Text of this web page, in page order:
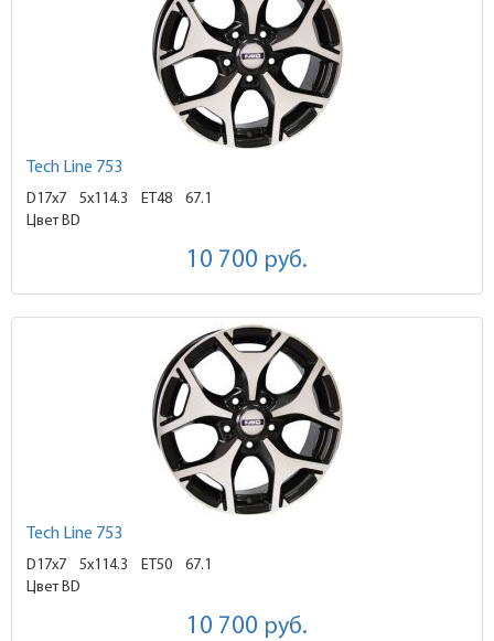
Tech Line 753
D17x7 5x114.3 ET48
67.1
Цвет BD
10 700 руб.
Tech Line 753
D17x7 5x114.3 ET50
67.1
Цвет BD
10 700 руб.